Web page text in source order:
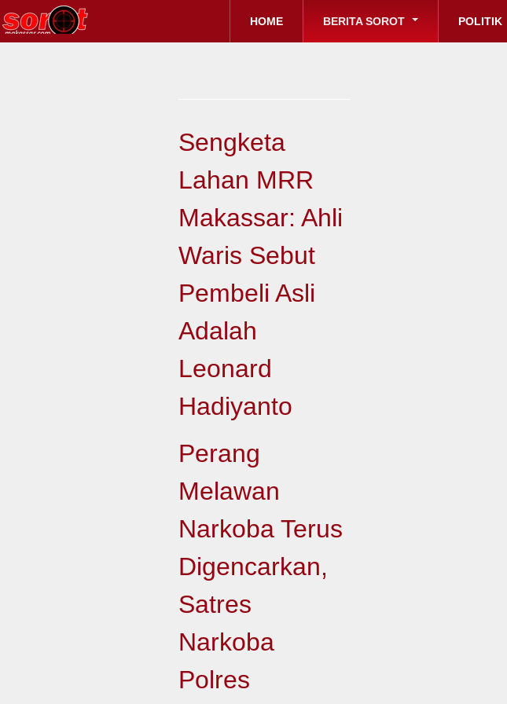
HOME BERITA SOROT POLITIK
Sengketa
Lahan MRR
Makassar: Ahli
Waris Sebut
Pembeli Asli
Adalah
Leonard
Hadiyanto
Perang
Melawan
Narkoba Terus
Digencarkan,
Satres
Narkoba
Polres